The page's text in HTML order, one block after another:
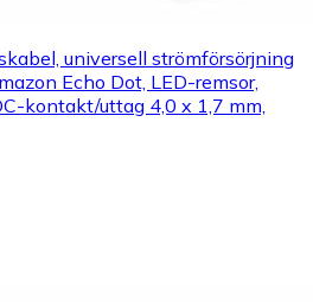
universell strömförsörjning
Echo Dot, LED-remsor,
kontakt/uttag 4,0 x 1,7 mm,